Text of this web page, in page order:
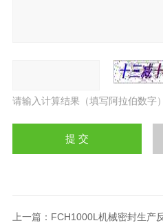
请输入计算结果（填写阿拉伯数字
上一篇： FCH1000L机械密封生产